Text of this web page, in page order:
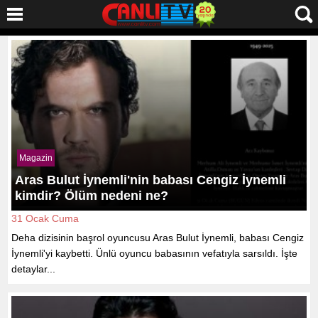
Magazin
Aras Bulut İynemli'nin babası Cengiz İynemli
kimdir? Ölüm nedeni ne?
31 Ocak Cuma
Deha dizisinin başrol oyuncusu Aras Bulut İynemli, babası Cengiz
İynemli'yi kaybetti. Ünlü oyuncu babasının vefatıyla sarsıldı. İşte
detaylar...